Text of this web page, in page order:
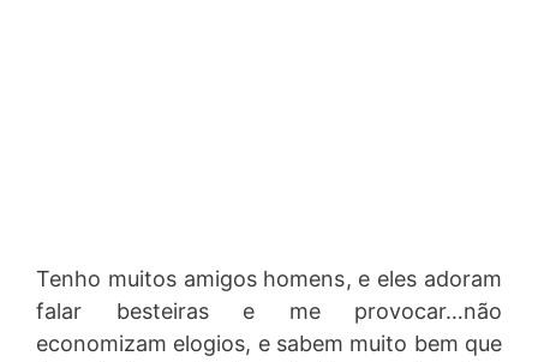
Tenho muitos amigos homens, e eles adoram
falar besteiras e me provocar…não
economizam elogios, e sabem muito bem que